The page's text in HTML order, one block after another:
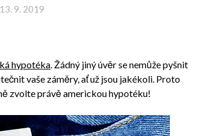
13. 9. 2019
hypotéka. Žádný jiný úvěr se nemůže pyšnit
vaše záměry, ať už jsou jakékoli. Proto
zvolte právě americkou hypotéku!